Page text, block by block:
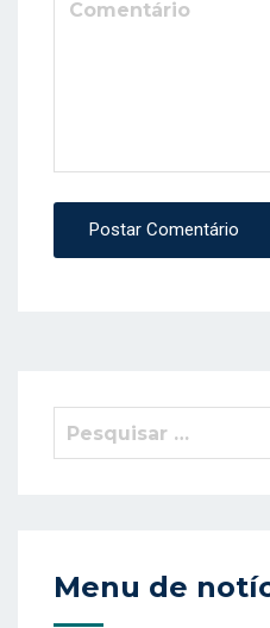
Postar Comentário
Pesquisar
Menu de